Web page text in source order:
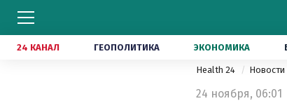
24 КАНАЛ ГЕОПОЛИТИКА ЭКОНОМИКА
Health 24 Новости
24 ноября, 06:01